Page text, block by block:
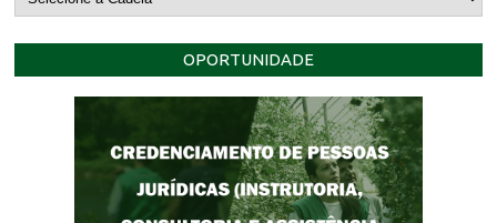
OPORTUNIDADE